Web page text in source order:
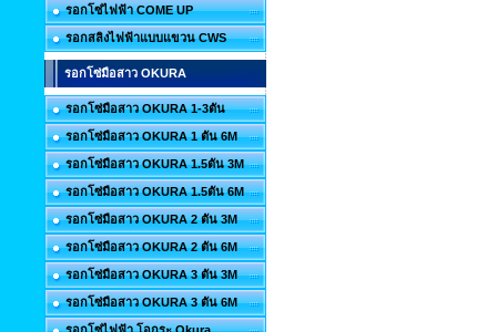
รอกโซ่ไฟฟ้า COME UP
รอกสลิงไฟฟ้าแบบแขวน CWS
รอกโซ่มือสาว OKURA
รอกโซ่มือสาว OKURA 1-3ตัน
รอกโซ่มือสาว OKURA 1 ตัน 6M
รอกโซ่มือสาว OKURA 1.5ตัน 3M
รอกโซ่มือสาว OKURA 1.5ตัน 6M
รอกโซ่มือสาว OKURA 2 ตัน 3M
รอกโซ่มือสาว OKURA 2 ตัน 6M
รอกโซ่มือสาว OKURA 3 ตัน 3M
รอกโซ่มือสาว OKURA 3 ตัน 6M